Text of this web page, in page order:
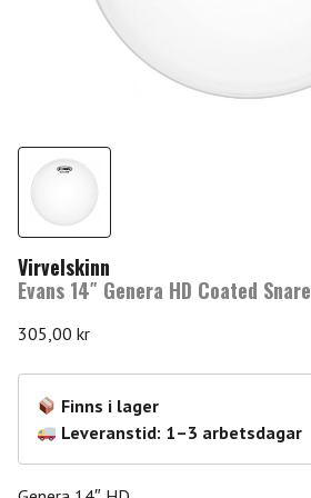
Virvelskinn
Evans 14″ Genera HD Coated Snare
305,00 kr
Finns i lager
Leveranstid: 1–3 arbetsdagar